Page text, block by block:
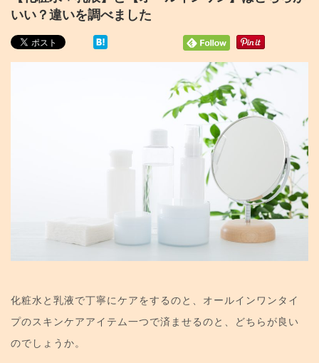
いい？違いを調べました
化粧水と乳液で丁寧にケアをするのと、オールインワンタイ
プのスキンケアアイテム一つで済ませるのと、どちらが良い
のでしょうか。